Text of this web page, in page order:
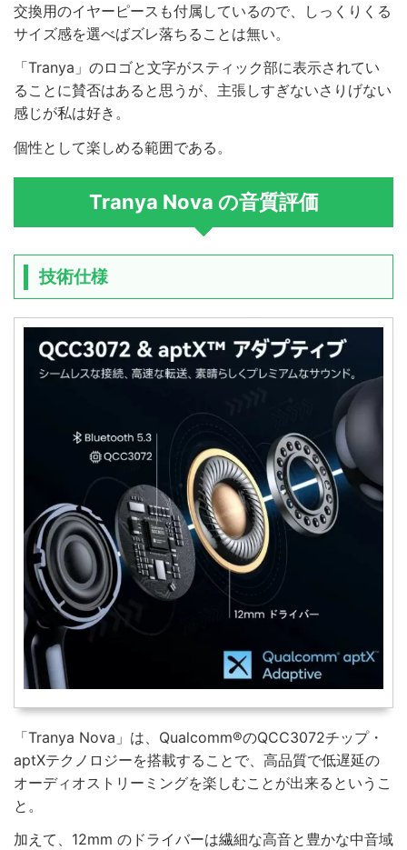
交換用のイヤーピースも付属しているので、しっくりくる
サイズ感を選べばズレ落ちることは無い。
「Tranya」のロゴと文字がスティック部に表示されてい
ることに賛否はあると思うが、主張しすぎないさりげない
感じが私は好き。
個性として楽しめる範囲である。
Tranya Nova の音質評価
技術仕様
「Tranya Nova」は、Qualcomm®のQCC3072チップ・
aptXテクノロジーを搭載することで、高品質で低遅延の
オーディオストリーミングを楽しむことが出来るというこ
と。
加えて、12mm のドライバーは繊細な高音と豊かな中音域